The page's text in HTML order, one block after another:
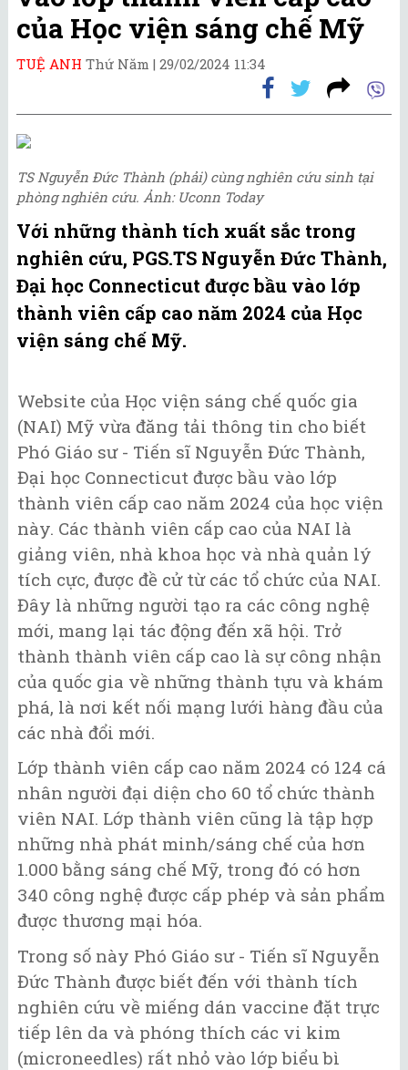
của Học viện sáng chế Mỹ
TUỆ ANH Thứ Năm | 29/02/2024 11:34
TS Nguyễn Đức Thành (phải) cùng nghiên cứu sinh tại
phòng nghiên cứu. Ảnh: Uconn Today
Với những thành tích xuất sắc trong
nghiên cứu, PGS.TS Nguyễn Đức Thành,
Đại học Connecticut được bầu vào lớp
thành viên cấp cao năm 2024 của Học
viện sáng chế Mỹ.
Website của Học viện sáng chế quốc gia
(NAI) Mỹ vừa đăng tải thông tin cho biết
Phó Giáo sư - Tiến sĩ Nguyễn Đức Thành,
Đại học Connecticut được bầu vào lớp
thành viên cấp cao năm 2024 của học viện
này. Các thành viên cấp cao của NAI là
giảng viên, nhà khoa học và nhà quản lý
tích cực, được đề cử từ các tổ chức của NAI.
Đây là những người tạo ra các công nghệ
mới, mang lại tác động đến xã hội. Trở
thành thành viên cấp cao là sự công nhận
của quốc gia về những thành tựu và khám
phá, là nơi kết nối mạng lưới hàng đầu của
các nhà đổi mới.
Lớp thành viên cấp cao năm 2024 có 124 cá
nhân người đại diện cho 60 tổ chức thành
viên NAI. Lớp thành viên cũng là tập hợp
những nhà phát minh/sáng chế của hơn
1.000 bằng sáng chế Mỹ, trong đó có hơn
340 công nghệ được cấp phép và sản phẩm
được thương mại hóa.
Trong số này Phó Giáo sư - Tiến sĩ Nguyễn
Đức Thành được biết đến với thành tích
nghiên cứu về miếng dán vaccine đặt trực
tiếp lên da và phóng thích các vi kim
(microneedles) rất nhỏ vào lớp biểu bì